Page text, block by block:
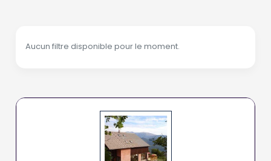
Aucun filtre disponible pour le moment.